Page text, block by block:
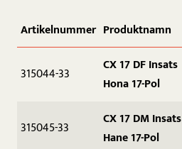
Artikelnummer Produktnamn
315044-33
CX 17 DF Insats
Hona 17-Pol
315045-33
CX 17 DM Insats
Hane 17-Pol